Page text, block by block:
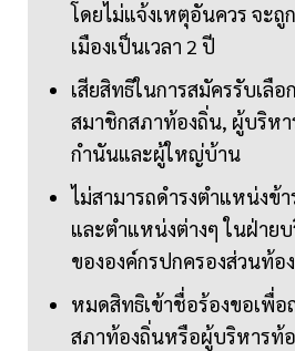
โดยไม่แจ้งเหตุอันควร จะถู
เมืองเป็นเวลา 2 ปี
เสียสิทธิในการสมัครรับเลือ
สมาชิกสภาท้องถิ่น, ผู้บริหา
กำนันและผู้ใหญ่บ้าน
ไม่สามารถดำรงตำแหน่งข้า
และตำแหน่งต่างๆ ในฝ่าย
ขององค์กรปกครองส่วนท้อ
หมดสิทธิเข้าชื่อร้องขอเพื่
สภาท้องถิ่นหรือผู้บริหารท้